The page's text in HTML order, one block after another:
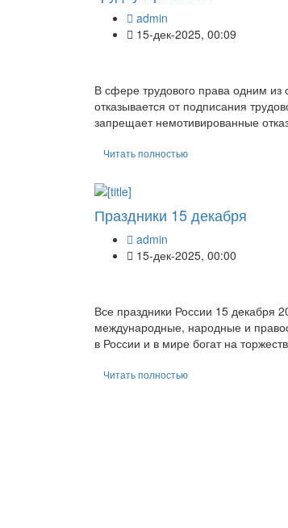
admin
15-дек-2025, 00:09
В сфере трудового права одним из
отказывается от подписания
запрещает немотивированные
Читать полностью
Праздники 15 декабря
admin
15-дек-2025, 00:00
Все праздники России 15 декабря
международные, народные и
в России и в мире богат на
Читать полностью